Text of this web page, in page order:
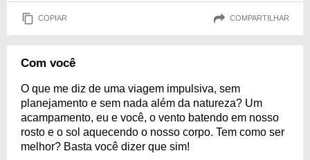
COPIAR COMPARTILHAR
Com você
O que me diz de uma viagem impulsiva, sem
planejamento e sem nada além da natureza? Um
acampamento, eu e você, o vento batendo em nosso
rosto e o sol aquecendo o nosso corpo. Tem como ser
melhor? Basta você dizer que sim!